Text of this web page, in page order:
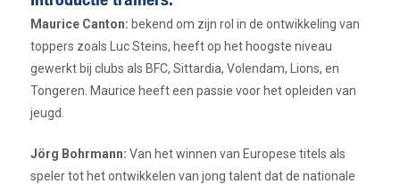
Maurice Canton: bekend om zijn rol in de ontwikkeling van
toppers zoals Luc Steins, heeft op het hoogste niveau
gewerkt bij clubs als BFC, Sittardia, Volendam, Lions, en
Tongeren. Maurice heeft een passie voor het opleiden van
jeugd.
Jörg Bohrmann: Van het winnen van Europese titels als
speler tot het ontwikkelen van jong talent dat de nationale